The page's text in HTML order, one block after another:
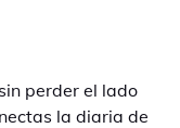
perder el lado
la diaria de